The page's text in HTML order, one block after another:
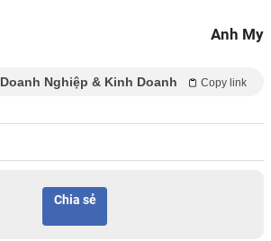
Anh My
Doanh Nghiệp & Kinh Doanh Copy link
Chia sẻ